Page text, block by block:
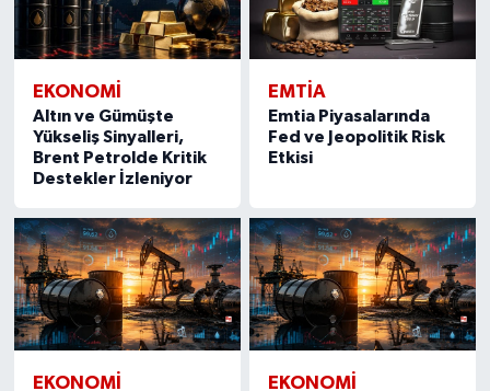
EKONOMI
Altın ve Gümüşte
Yükseliş Sinyalleri,
Brent Petrolde Kritik
Destekler İzleniyor
EMTIA
Emtia Piyasalarında
Fed ve Jeopolitik Risk
Etkisi
EKONOMI EKONOMI